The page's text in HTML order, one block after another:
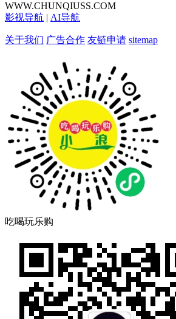
WWW.CHUNQIUSS.COM
影视导航 | AI导航
关于我们 广告合作 友链申请 sitemap
吃喝玩乐购